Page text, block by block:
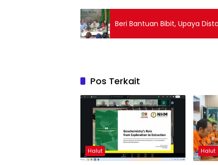
Beri Bantuan Bibit, Upaya
Pos Terkait
Halut Halut